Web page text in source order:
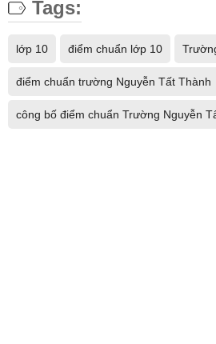
Tags:
lớp 10 điểm chuẩn lớp 10
điểm chuẩn trường Nguyễn Tất Thành
công bố điểm chuẩn Trường Nguyễn